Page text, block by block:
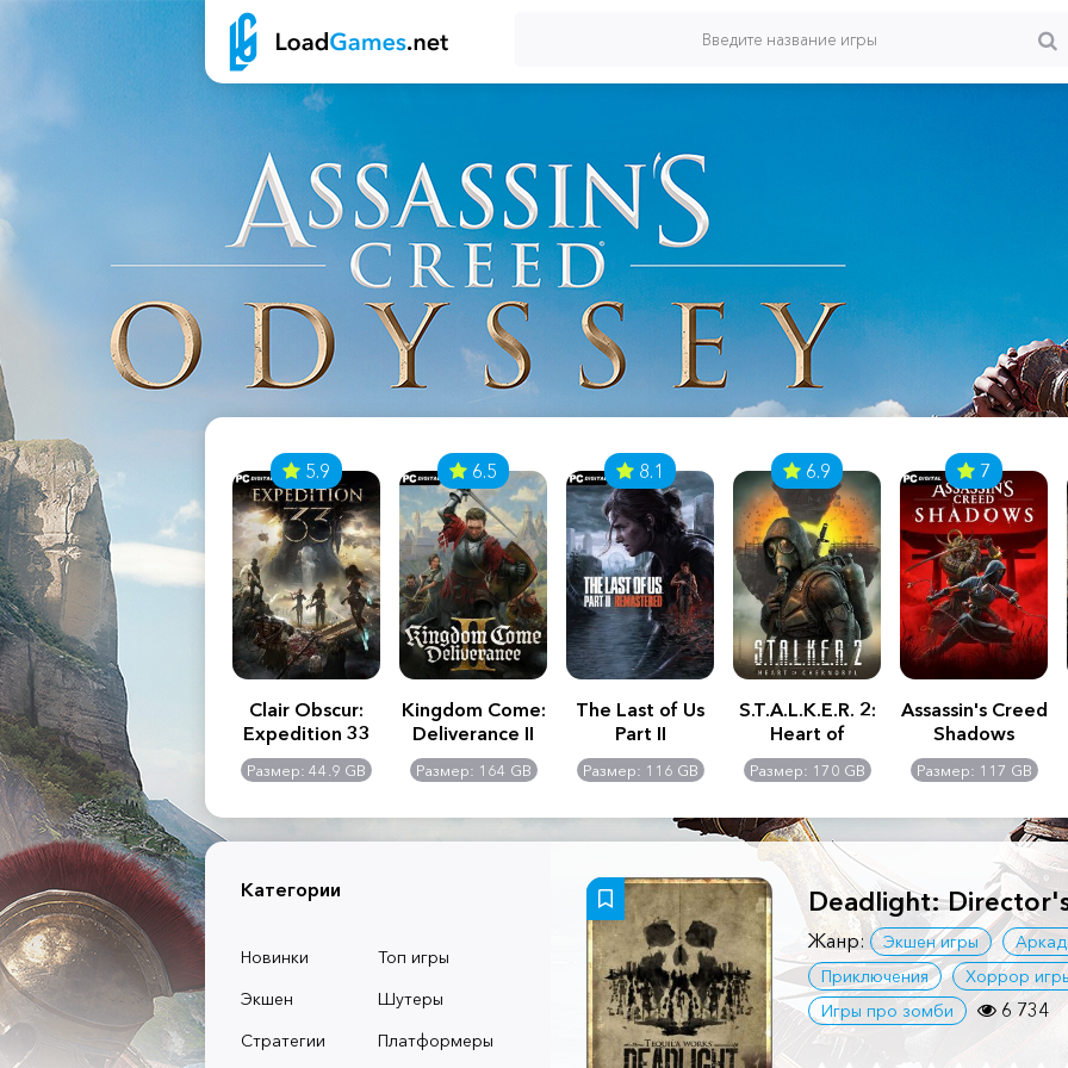
2:
-
GB
Assassin's Creed
Shadows
Размер: 117 GB
5.9
Clair Obscur:
Expedition 33
Размер: 44.9 GB
6.5
Kingdom Come:
Deliverance II
Размер: 164 GB
8.1
The Last of Us
Part II
Remastered
Размер: 116 GB
6.9
S.T.A.L.K.E.R. 2:
Heart of
Chernobyl -
Ultimate Edition
Размер: 170 GB
7
Assassin's Creed
Shadows
Размер: 117 GB
Категории
Новинки
Топ игры
Экшен
Шутеры
Стратегии
Платформеры
Deadlight:
Жанр: Экшен игры
Приключения
Хоррор
Игры про зомби
6 734